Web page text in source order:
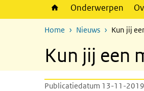
Onderwerpen
Home Nieuws Kun jij
Kun jij een
Publicatiedatum 13-11-